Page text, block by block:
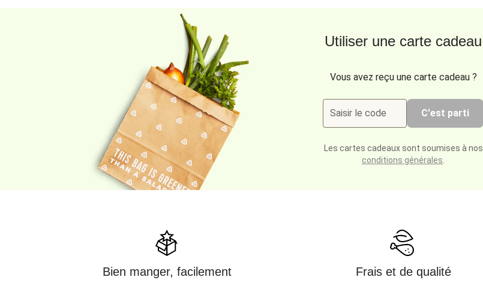
Utiliser une carte cadeau
Vous avez reçu une carte cadeau ?
Saisir le code C'est parti
Les cartes cadeaux sont soumises à nos
conditions générales
Bien manger, facilement Frais et de qualité